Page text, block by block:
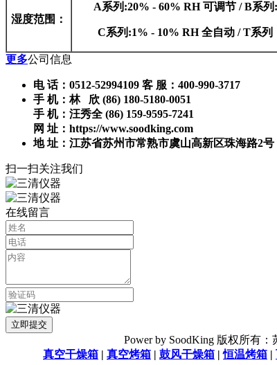
湿度范围：
A系列:20% - 60% RH 可调节 / B系
C系列:1% - 10% RH 全自动 / T系
更多公司信息
电 话：0512-52994109 客 服：400-990-3717
手 机：林 欣 (86) 180-5180-0051
手 机：汪秀全 (86) 159-9595-7241
网 址：https://www.soodking.com
地 址：江苏省苏州市常熟市虞山高新区珠海路2号
扫一扫关注我们
在线留言
Power by SoodKing 版权所有
真空干燥箱 | 真空烤箱 | 鼓风干燥箱 |恒温烤箱 |